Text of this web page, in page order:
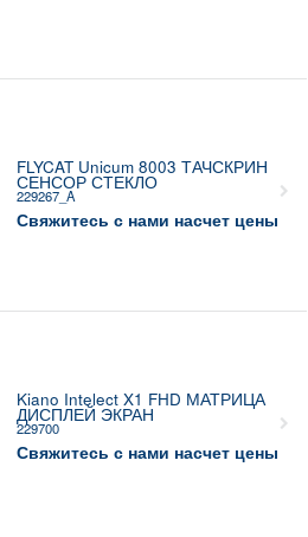
FLYCAT Unicum 8003 ТАЧСКРИН
СЕНСОР СТЕКЛО
229267_A
Свяжитесь с нами насчет цены
Kiano Intelect X1 FHD МАТРИЦА
ДИСПЛЕЙ ЭКРАН
229700
Свяжитесь с нами насчет цены